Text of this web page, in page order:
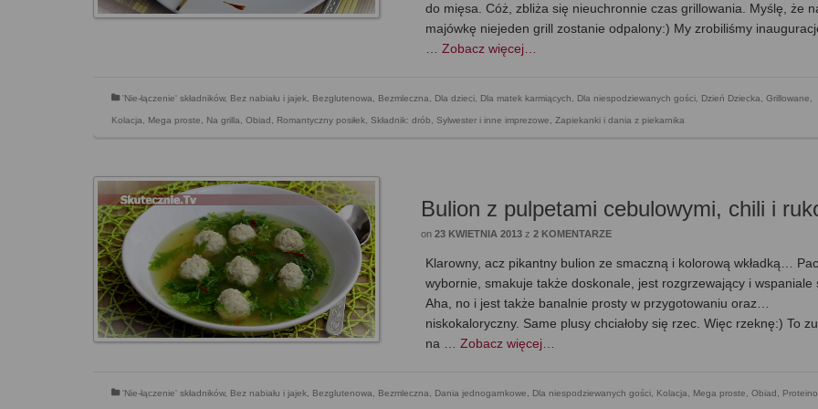
do mięsa. Cóż, zbliża się nieuchronnie czas grillowania. Myślę, że
majówkę niejeden grill zostanie odpalony:) My zrobiliśmy
…Zobacz więcej…
'Nie-łączenie' składników, Bez nabiału i jajek, Bezglutenowa, Bezmleczna, Dla dzieci, Dla matek karmiących, Dla niespodziewanych gości, Dzień Dziecka, Grillowane,
Kolacja, Mega proste, Na grilla, Obiad, Romantyczny posiłek, Składnik: drób, Sylwester i inne imprezowe, Zapiekanki i dania z piekarnika
Bulion z pulpetami cebulowymi, chili i
on23 KWIETNIA 2013 z2 KOMENTARZE
Klarowny, acz pikantny bulion ze smaczną i kolorową wkładką…
wybornie, smakuje także doskonale, jest rozgrzewający i wspaniale
Aha, no i jest także banalnie prosty w przygotowaniu oraz…
niskokaloryczny. Same plusy chciałoby się rzec. Więc rzeknę:) To
na …Zobacz więcej…
'Nie-łączenie' składników, Bez nabiału i jajek, Bezglutenowa, Bezmleczna, Dania jednogarnkowe, Dla niespodziewanych gości, Kolacja, Mega proste, Obiad,